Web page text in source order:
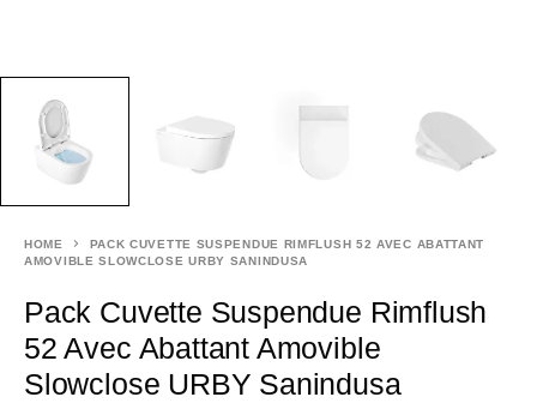
HOME
PACK CUVETTE SUSPENDUE RIMFLUSH 52 AVEC ABATTANT
AMOVIBLE SLOWCLOSE URBY SANINDUSA
Pack Cuvette Suspendue Rimflush
52 Avec Abattant Amovible
Slowclose URBY Sanindusa